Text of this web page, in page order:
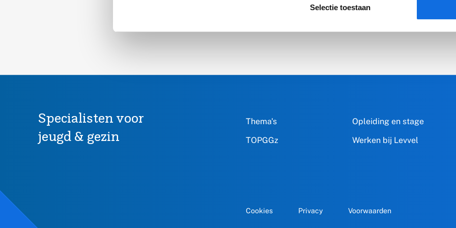
Selectie toestaan
Specialisten voor
jeugd & gezin
Thema's
TOPGGz
Opleiding en stage
Werken bij Levvel
Cookies Privacy Voorwaarden